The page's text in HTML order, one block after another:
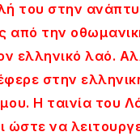
του στην
από την
ελληνικό λαό.
στην
Η ταινία του
ώστε να